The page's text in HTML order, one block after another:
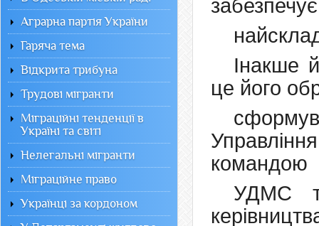
Інакше
це його
командою
УДМС
Аграрна партія України
Гаряча тема
Відкрита трибуна
Трудові мігранти
Міграційні тенденції в
Україні та світі
Нелегальні мігранти
Міграційне право
Українці за кордоном